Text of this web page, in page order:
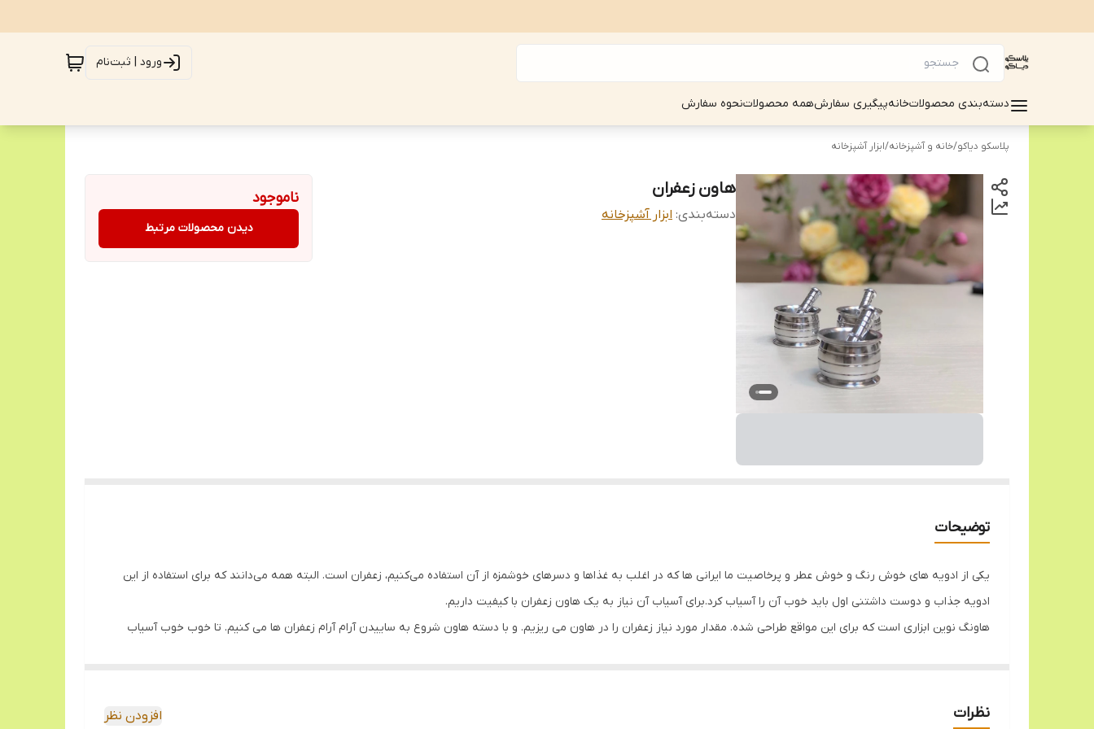
ورود | ثبت‌نام
دسته‌بندی محصولاتخانهپیگیری سفارشهمه محصولاتنحوه سفارش
پلاسکو دیاکو/خانه و آشپزخانه/ابزار آشپزخانه
هاون زعفران
دسته‌بندی: ابزار آشپزخانه
ناموجود
دیدن محصولات مرتبط
توضیحات
یکی از ادویه های خوش رنگ و خوش عطر و پرخاصیت ما ایرانی ها که در اغلب به غذاها و دسرهای خوشمزه از آن استفاده می‌کنیم، زعفران است. البته همه می‌دانند که برای استفاده از این
ادویه جذاب و دوست داشتنی اول باید خوب آن را آسیاب کرد.برای آسیاب آن نیاز به یک هاون زعفران با کیفیت داریم.
هاونگ نوین ابزاری است که برای این مواقع طراحی شده. مقدار مورد نیاز زعفران را در هاون می ریزیم. و با دسته هاون شروع به ساییدن آرام آرام زعفران ها می کنیم. تا خوب خوب آسیاب
گم نکنید می توانید از آن استفاده نمایید.
نظرات افزودن نظر